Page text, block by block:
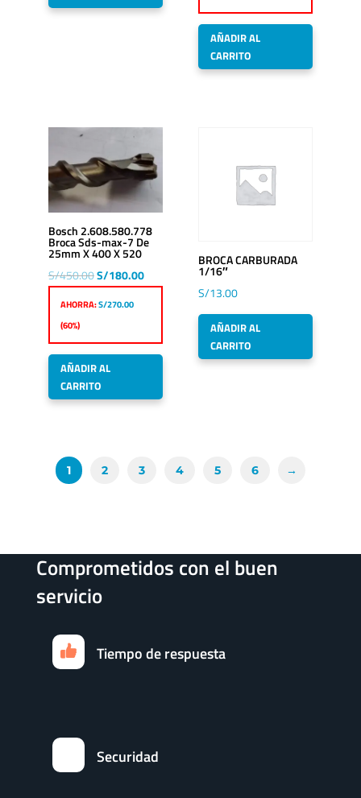
S/450.00.S/180.00.
AÑADIR AL
CARRITO
Bosch 2.608.580.778
Broca Sds-max-7 De
25mm X 400 X 520
S/450.00El
S/450.00.
S/180.00El
S/180.00.
AHORRA:S/270.00
(60%)
AÑADIR AL
CARRITO
BROCA CARBURADA
1/16″
S/13.00
AÑADIR AL
CARRITO
1 2 3 4 5 6 →
Comprometidos con el buen
servicio
Tiempo de respuesta
Securidad